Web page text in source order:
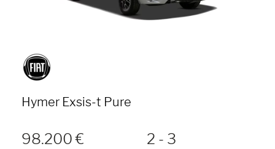
Hymer Exsis-t Pure
98.200 € 2 - 3